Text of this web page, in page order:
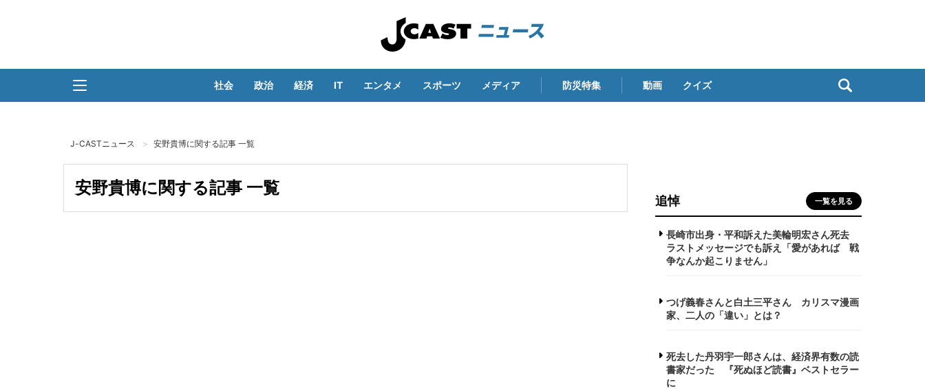
社会 政治 経済 IT エンタメ スポーツ メディア 防災特集 動画 クイズ
J-CASTニュース 安野貴博に関する記事 一覧
安野貴博に関する記事 一覧
追悼 一覧を見る
長崎市出身・平和訴えた美輪明宏さん死去
ラストメッセージでも訴え「愛があれば 戦
争なんか起こりません」
つげ義春さんと白土三平さん カリスマ漫画
家、二人の「違い」とは？
死去した丹羽宇一郎さんは、経済界有数の読
書家だった 『死ぬほど読書』ベストセラー
に